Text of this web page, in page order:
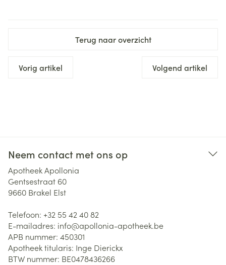
Terug naar overzicht
Vorig artikel Volgend artikel
Neem contact met ons op
Apotheek Apollonia
Gentsestraat 60
9660 Brakel Elst
Telefoon: +32 55 42 40 82
E-mailadres: info@apollonia-apotheek.be
APB nummer: 450301
Apotheek titularis: Inge Dierickx
BTW nummer: BE0478436266